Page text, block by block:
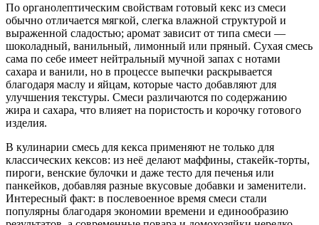
По органолептическим свойствам готовый кекс из смеси
обычно отличается мягкой, слегка влажной структурой и
выраженной сладостью; аромат зависит от типа смеси —
шоколадный, ванильный, лимонный или пряный. Сухая смесь
сама по себе имеет нейтральный мучной запах с нотами
сахара и ванили, но в процессе выпечки раскрывается
благодаря маслу и яйцам, которые часто добавляют для
улучшения текстуры. Смеси различаются по содержанию
жира и сахара, что влияет на пористость и корочку готового
изделия.
В кулинарии смесь для кекса применяют не только для
классических кексов: из неё делают маффины, стакейк-торты,
пироги, венские булочки и даже тесто для печенья или
панкейков, добавляя разные вкусовые добавки и заменители.
Интересный факт: в послевоенное время смеси стали
популярны благодаря экономии времени и единообразию